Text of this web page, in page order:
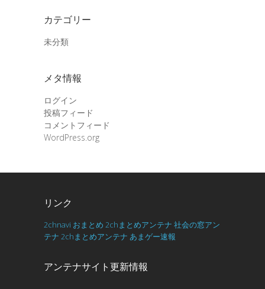
カテゴリー
未分類
メタ情報
ログイン
投稿フィード
コメントフィード
WordPress.org
リンク
2chnavi おまとめ 2chまとめアンテナ 社会の窓アン
テナ 2chまとめアンテナ あまゲー速報
アンテナサイト更新情報